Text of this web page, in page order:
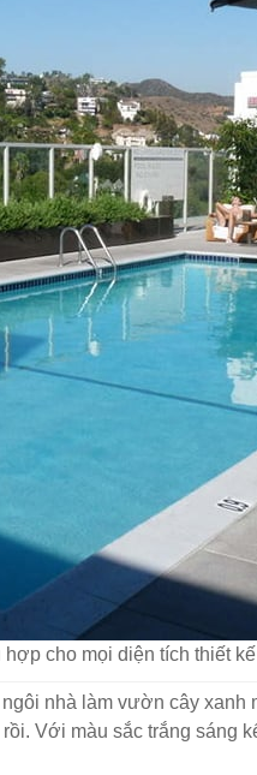
hợp cho mọi diện tích thiết
nhà làm vườn cây xanh
Với màu sắc trắng sáng